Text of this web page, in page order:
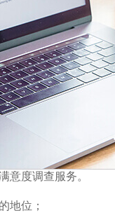
意度调查服务。
地位；